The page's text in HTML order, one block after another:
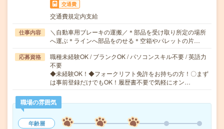
交通費
交通費規定内支給
仕事内容
＼自動車用ブレーキの運搬／＊部品を受け取り所定の場所
へ運ぶ＊ラインへ部品をのせる＊空箱やパレットの片…
応募資格
職種未経験OK / ブランクOK / パソコンスキル不要 / 英語力
不要
◆未経験OK！◆フォークリフト免許をお持ちの方！〇まず
は事前登録だけでもOK！履歴書不要で気軽にオン…
職場の雰囲気
年齢層